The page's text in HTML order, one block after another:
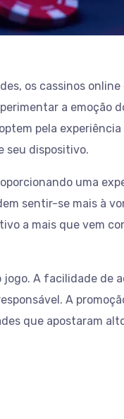
os cassinos
a emoção
pela experiência
seu dispositivo.
uma
sentir-se mais à
a mais que vem
A facilidade de
A
que apostaram